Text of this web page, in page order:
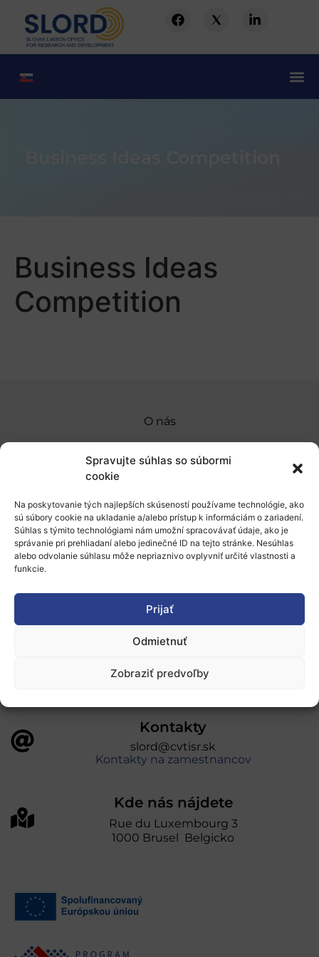
Spravujte súhlas so súbormi
cookie
Na poskytovanie tých najlepších skúseností používame technológie, ako
sú súbory cookie na ukladanie a/alebo prístup k informáciám o zariadení.
Súhlas s týmito technológiami nám umožní spracovávať údaje, ako je
správanie pri prehliadaní alebo jedinečné ID na tejto stránke. Nesúhlas
alebo odvolanie súhlasu môže nepriaznivo ovplyvniť určité vlastnosti a
funkcie.
Prijať
Odmietnuť
Zobraziť predvoľby
Business Ideas
Competition
O nás
Financovanie a podpora
Stáže a pobyty
Novinky
Ochrana osobných údajov
„Projekt SK4ERA II je spolufinancovaný Európskou
úniou v rámci Programu Slovensko. Portál
prevádzkuje Centrum vedecko-technických
Kontakty
slord@cvtisr.sk
Kontakty na zamestnancov
Kde nás nájdete
Rue du Luxembourg 3
1000 Brusel Belgicko